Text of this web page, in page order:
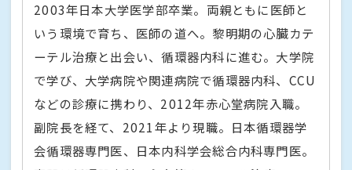
2003年日本大学医学部卒業。両親ともに医師と
いう環境で育ち、医師の道へ。黎明期の心臓カテ
ーテル治療と出会い、循環器内科に進む。大学院
で学び、大学病院や関連病院で循環器内科、CCU
などの診療に携わり、2012年赤心堂病院入職。
副院長を経て、2021年より現職。日本循環器学
会循環器専門医、日本内科学会総合内科専門医。